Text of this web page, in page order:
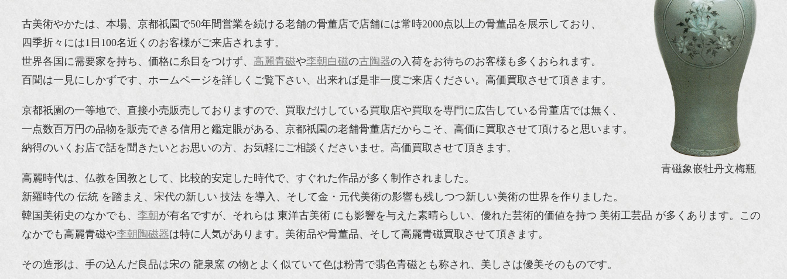
青磁象嵌牡丹文梅瓶
古美術やかたは、本場、京都祇園で50年間営業を続ける老舗の骨董店で店舗には常時2000点以上の骨董品を展示しており、
四季折々には1日100名近くのお客様がご来店されます。
世界各国に需要家を持ち、価格に糸目をつけず、 高麗青磁や李朝白磁の古陶器の入荷をお待ちのお客様も多くおられます。
百聞は一見にしかずです、ホームページを詳しくご覧下さい、出来れば是非一度ご来店ください。高価買取させて頂きます。
京都祇園の一等地で、直接小売販売しておりますので、買取だけしている買取店や買取を専門に広告している骨董店では無く、
一点数百万円の品物を販売できる信用と鑑定眼がある、京都祇園の老舗骨董店だからこそ、高価に買取させて頂けると思います。
納得のいくお店で話を聞きたいとお思いの方、お気軽にご相談くださいませ。高価買取させて頂きます。
高麗時代は、仏教を国教として、比較的安定した時代で、すぐれた作品が多く制作されました。
新羅時代の 伝統 を踏まえ、宋代の新しい 技法 を導入、そして金・元代美術の影響も残しつつ新しい美術の世界を作りました。
韓国美術史のなかでも、 李朝 が有名ですが、それらは 東洋古美術 にも影響を与えた素晴らしい、優れた芸術的価値を持つ 美術工芸品 が多くあります。この
なかでも高麗青磁や李朝陶磁器は特に人気があります。美術品や骨董品、そして高麗青磁買取させて頂きます。
その造形は、手の込んだ良品は宋の 龍泉窯 の物とよく似ていて色は粉青で翡色青磁とも称され、美しさは優美そのものです。